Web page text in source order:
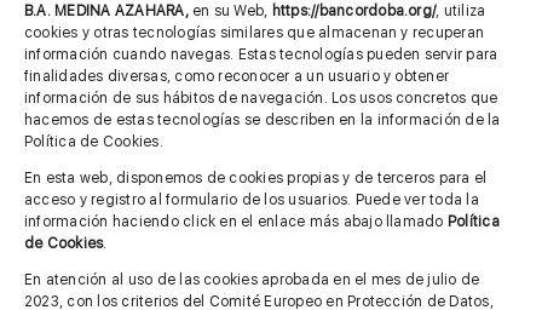
B.A. MEDINA AZAHARA, en su Web, https://bancordoba.org/, utiliza
cookies y otras tecnologías similares que almacenan y recuperan
información cuando navegas. Estas tecnologías pueden servir para
finalidades diversas, como reconocer a un usuario y obtener
información de sus hábitos de navegación. Los usos concretos que
hacemos de estas tecnologías se describen en la información de la
Política de Cookies.
En esta web, disponemos de cookies propias y de terceros para el
acceso y registro al formulario de los usuarios. Puede ver toda la
información haciendo click en el enlace más abajo llamado Política
de Cookies.
En atención al uso de las cookies aprobada en el mes de julio de
2023, con los criterios del Comité Europeo en Protección de Datos,
685 901 226
MÁS INFORMACIÓN
Aviso legal
Política de privacidad
Cita previa FAGA